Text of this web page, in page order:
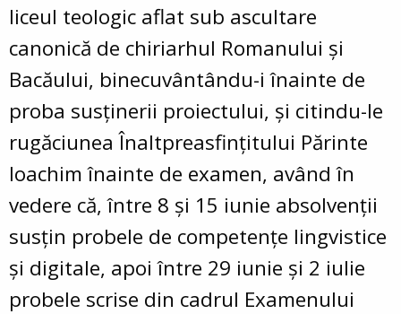
liceul teologic aflat sub ascultare
canonică de chiriarhul Romanului și
Bacăului, binecuvântându-i înainte de
proba susținerii proiectului, și citindu-le
rugăciunea Înaltpreasfințitului Părinte
Ioachim înainte de examen, având în
vedere că, între 8 și 15 iunie absolvenții
susțin probele de competențe lingvistice
și digitale, apoi între 29 iunie și 2 iulie
probele scrise din cadrul Examenului